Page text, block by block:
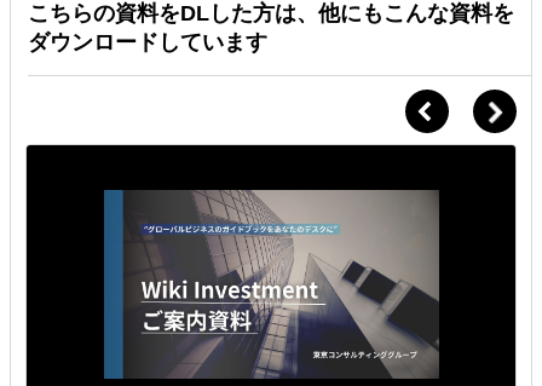
こちらの資料をDLした方は、他にもこんな資料を
ダウンロードしています